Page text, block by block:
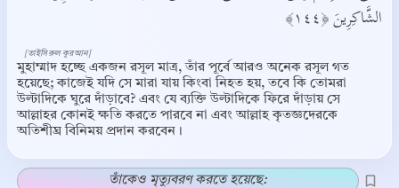
الشَّاكِرِينَ ﴿١٤٤﴾
মুহাম্মাদ হচ্ছে একজন রসূল মাত্র, তাঁর পূর্বে আরও অনেক রসূল গত
হয়েছে; কাজেই যদি সে মারা যায় কিংবা নিহত হয়, তবে কি তোমরা
উল্টাদিকে ঘুরে দাঁড়াবে? এবং যে ব্যক্তি উল্টাদিকে ফিরে দাঁড়ায় সে
আল্লাহর কোনই ক্ষতি করতে পারবে না এবং আল্লাহ কৃতজ্ঞদেরকে
অতিশীঘ্র বিনিময় প্রদান করবেন।
[তাইসিরুল কুরআন]
তাঁকেও মৃত্যুবরণ করতে হয়েছে: